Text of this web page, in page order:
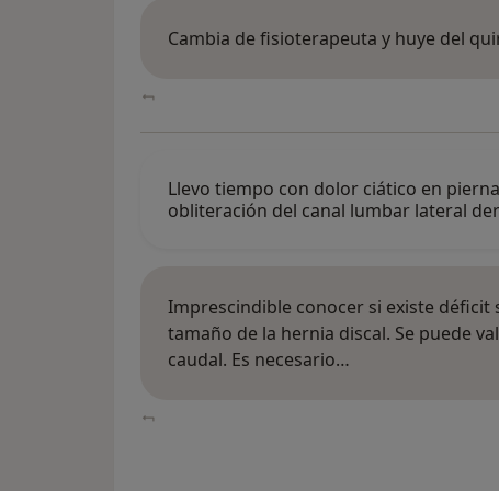
Cambia de fisioterapeuta y huye del
Llevo tiempo con dolor ciático en
obliteración del canal lumbar lateral
Imprescindible conocer si existe
tamaño de la hernia discal. Se puede
caudal. Es necesario…